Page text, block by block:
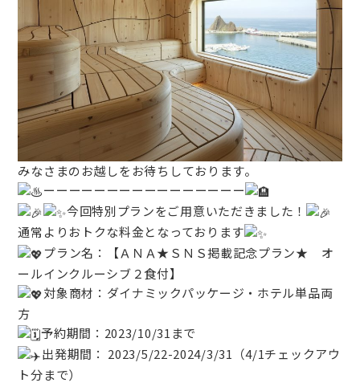
みなさまのお越しをお待ちしております。
ーーーーーーーーーーーーーーーー
今回特別プランをご用意いただきました！
通常よりおトクな料金となっております
プラン名：【ＡＮＡ★ＳＮＳ掲載記念プラン★ オ
ールインクルーシブ２食付】
対象商材：ダイナミックパッケージ・ホテル単品両
方
予約期間：2023/10/31まで
出発期間： 2023/5/22-2024/3/31（4/1チェックアウ
ト分まで）